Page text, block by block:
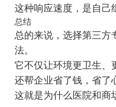
这种响应速度，是自己
总结
总的来说，选择第三方
法。
它不仅让环境更卫生、
还帮企业省了钱，省了
这就是为什么医院和商